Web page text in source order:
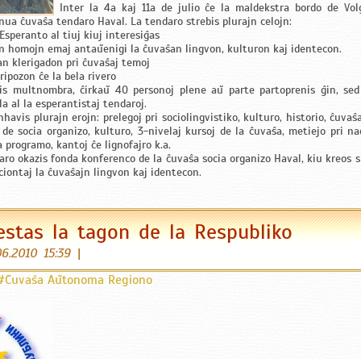
Inter la 4a kaj 11a de julio ĉe la maldekstra bordo de
ĉuvaŝa tendaro Haval. La tendaro strebis plurajn celojn:
al tiuj kiuj interesiĝas
emaj antaŭenigi la ĉuvaŝan lingvon, kulturon kaj identecon.
klerigadon pri ĉuvaŝaj temoj
ĉe la bela rivero
multnombra, ĉirkaŭ 40 personoj plene aŭ parte partoprenis ĝin,
al la esperantistaj tendaroj.
plurajn erojn: prelegoj pri sociolingvistiko, kulturo, historio,
socia organizo, kulturo, 3-nivelaj kursoj de la ĉuvaŝa, metiejo pri
kantoj ĉe lignofajro k.a.
okazis fonda konferenco de la ĉuvaŝa socia organizo Haval, kiu kreos
la ĉuvaŝajn lingvon kaj identecon.
la tagon de la Respubliko
15:39 |
Aŭtonoma Regiono